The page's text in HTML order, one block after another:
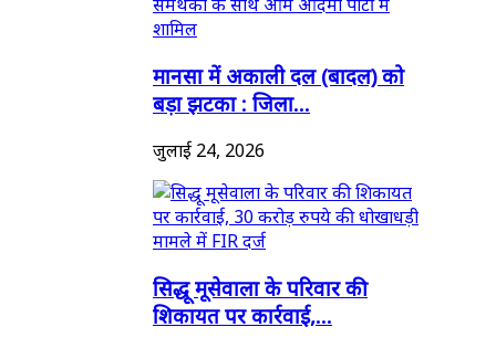
मानसा में अकाली दल (बादल) को
बड़ा झटका : जिला...
जुलाई 24, 2026
सिद्धू मूसेवाला के परिवार की
शिकायत पर कार्रवाई,...